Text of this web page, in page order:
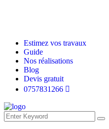
Estimez vos travaux
Guide
Nos réalisations
Blog
Devis gratuit
0757831266